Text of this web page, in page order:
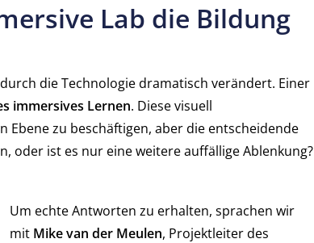
Lab die Bildung
die Technologie dramatisch verändert. Einer
immersives Lernen. Diese visuell
zu beschäftigen, aber die entscheidende
oder ist es nur eine weitere auffällige Ablenkung?
Um echte Antworten zu erhalten, sprachen wir
mit Mike van der Meulen, Projektleiter des